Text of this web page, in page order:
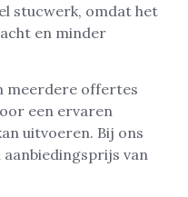
stucwerk, omdat het
en minder
meerdere offertes
een ervaren
uitvoeren. Bij ons
van